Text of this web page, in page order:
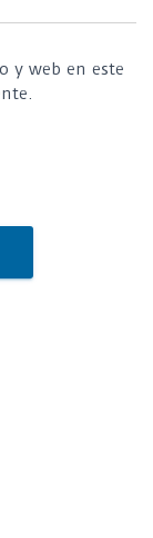
y web en este